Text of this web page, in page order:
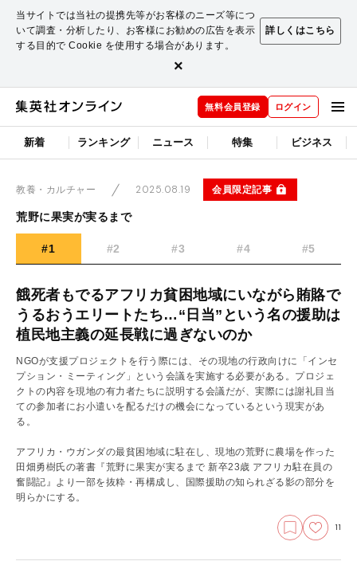
当サイトでは当社の提携先等がお客様のニーズ等につ
いて調査・分析したり、お客様にお勧めの広告を表示
する目的で Cookie を使用する場合があります。
詳しくはこちら
×
無料会員登録 ログイン
新着 ランキング ニュース 特集 ビジネス
教養・カルチャー 2025.08.19 会員限定記事
荒野に果実が実るまで
#1 #2 #3 #4 #5
餓死者もでるアフリカ貧困地域にいながら賄賂で
うるおうエリートたち…“日当”という名の援助は
植民地主義の延長戦に過ぎないのか
NGOが支援プロジェクトを行う際には、その現地の行政向けに「インセ
プション・ミーティング」という会議を実施する必要がある。プロジェ
クトの内容を現地の有力者たちに説明する会議だが、実際には謝礼目当
ての参加者にお小遣いを配るだけの機会になっているという現実があ
る。
アフリカ・ウガンダの最貧困地域に駐在し、現地の荒野に農場を作った
田畑勇樹氏の著書『荒野に果実が実るまで 新卒23歳 アフリカ駐在員の
奮闘記』より一部を抜粋・再構成し、国際援助の知られざる影の部分を
明らかにする。
11